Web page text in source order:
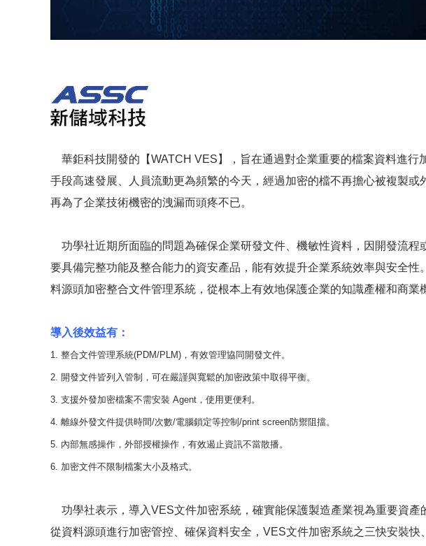
華鉅科技開發的【WATCH VES】，旨在通過對企業重要的檔案資料進行
手段高速發展、人員流動更為頻繁的今天，經過加密的檔不再擔心被複製或
再為了企業技術機密的洩漏而頭疼不已。
功學社近期所面臨的問題為確保企業研發文件、機敏性資料，因開發流程
要具備完整功能及整合能力的資安產品，能有效提升企業系統效率與安全性
料源頭加密整合文件管理系統，從根本上有效地保護企業的知識產權和商業
導入後效益有：
1. 整合文件管理系統(PDM/PLM)，有效管理協同開發文件。
2. 開發文件皆列入管制，可在嚴謹與寬鬆的加密政策中取得平衡。
3. 支援外發加密檔案不需安裝 Agent，使用更便利。
4. 離線外發文件提供時間/次數/電腦鎖定等控制/print screen防禦阻擋。
5. 內部無感操作，外部授權操作，有效遏止資訊不當散播。
6. 加密文件不限制檔案大小及格式。
功學社表示，導入VES文件加密系統，確實能保護製造產業視為重要資產
從資料源頭進行加密管控、確保資料安全，VES文件加密系統之三快安裝快